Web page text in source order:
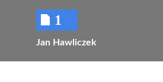
1
Jan Hawliczek